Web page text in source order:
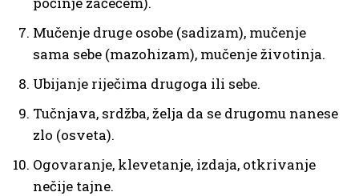
Mučenje druge osobe (sadizam), mučenje
sama sebe (mazohizam), mučenje životinja.
Ubijanje riječima drugoga ili sebe.
Tučnjava, srdžba, želja da se drugomu nanese
zlo (osveta).
Ogovaranje, klevetanje, izdaja, otkrivanje
nečije tajne.